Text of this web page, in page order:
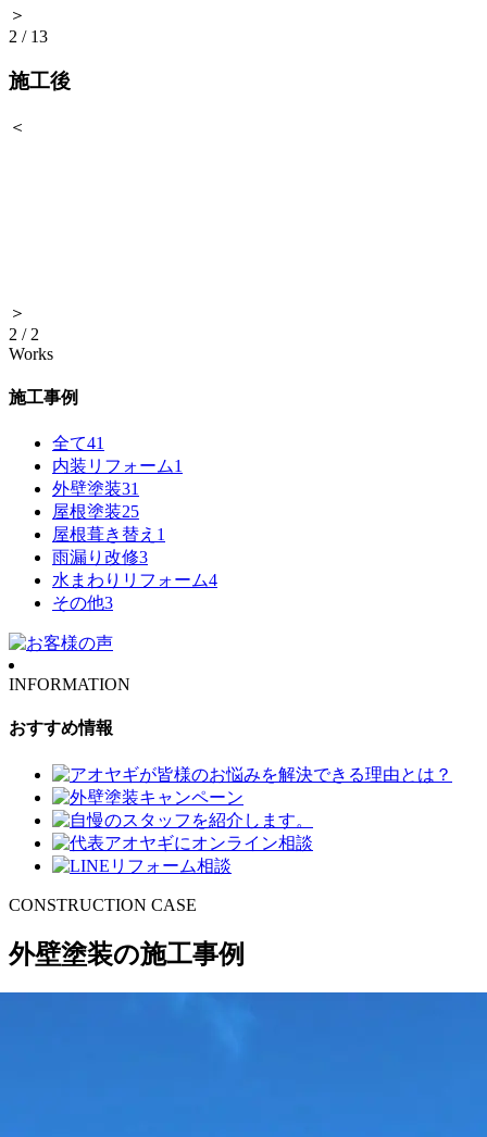
＞
2 / 13
施工後
＜
＞
2 / 2
Works
施工事例
全て41
内装リフォーム1
外壁塗装31
屋根塗装25
屋根葺き替え 1
雨漏り改修3
水まわりリフォーム4
その他3
INFORMATION
おすすめ情報
CONSTRUCTION CASE
外壁塗装の施工事例